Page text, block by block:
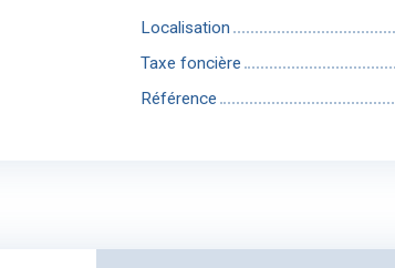
Localisation
Taxe foncière
Référence